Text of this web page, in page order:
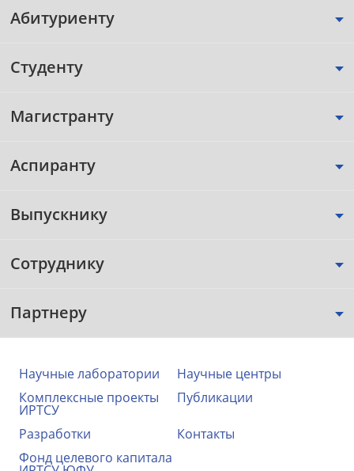
Абитуриенту
Студенту
Магистранту
Аспиранту
Выпускнику
Сотруднику
Партнеру
Научные лаборатории
Научные центры
Комплексные проекты
ИРТСУ
Публикации
Разработки
Контакты
Фонд целевого капитала